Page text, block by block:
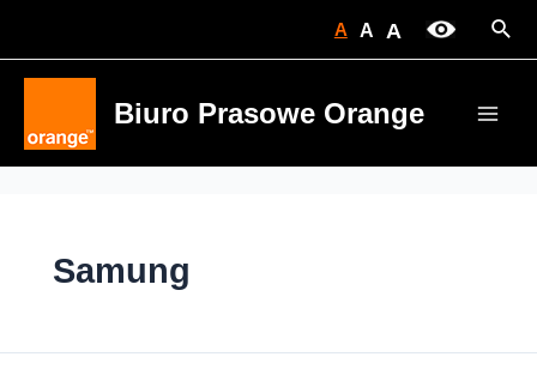
A A A
Biuro Prasowe Orange
Samung